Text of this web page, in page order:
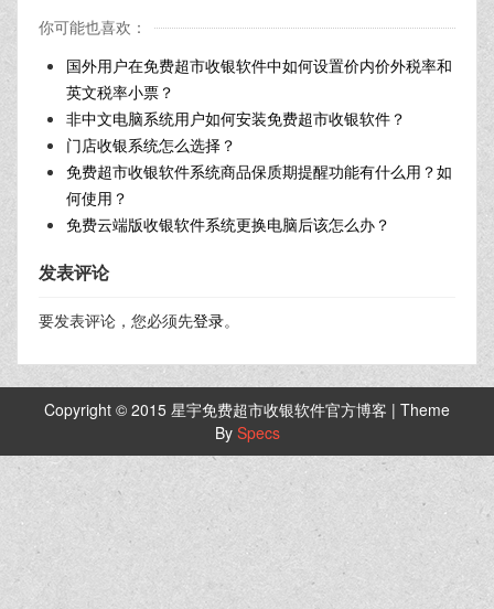
你可能也喜欢：
国外用户在免费超市收银软件中如何设置价内价外税率和
英文税率小票？
非中文电脑系统用户如何安装免费超市收银软件？
门店收银系统怎么选择？
免费超市收银软件系统商品保质期提醒功能有什么用？如
何使用？
免费云端版收银软件系统更换电脑后该怎么办？
发表评论
要发表评论，您必须先登录。
Copyright © 2015 星宇免费超市收银软件官方博客 | Theme
By Specs